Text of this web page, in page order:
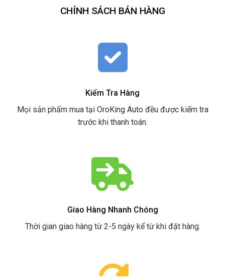
CHÍNH SÁCH BÁN HÀNG
Kiểm Tra Hàng
Mọi sản phẩm mua tại OroKing Auto đều được kiểm tra
trước khi thanh toán.
Giao Hàng Nhanh Chóng
Thời gian giao hàng từ 2-5 ngày kể từ khi đặt hàng.